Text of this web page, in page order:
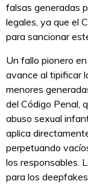
falsas generadas
legales, ya que el
para sancionar
Un fallo pionero
avance al tipificar
menores
del Código Penal,
abuso sexual
aplica
perpetuando
los responsables.
para los